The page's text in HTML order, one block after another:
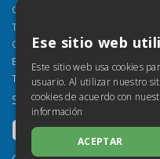
Cómo abrir los archivos
Torrossa Reader
Opciones de acceso
Email: helpdesk@torrossa.com
Tel:
+39 055 5018800
SÍGUENOS
Ese sitio web
Este sitio web usa cookies
usuario. Al utilizar nuestro
cookies de acuerdo con
información
ACEPTAR